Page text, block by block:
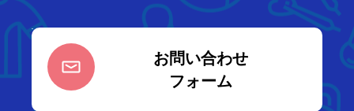
お問い合わせ
フォーム